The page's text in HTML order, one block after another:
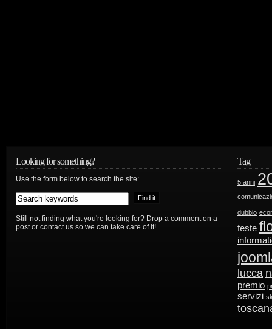
Looking for something?
Use the form below to search the site:
Still not finding what you're looking for? Drop a comment on a
post or contact us so we can take care of it!
Tag
5 anni
dubbio
feste
lucca
premio
servizi